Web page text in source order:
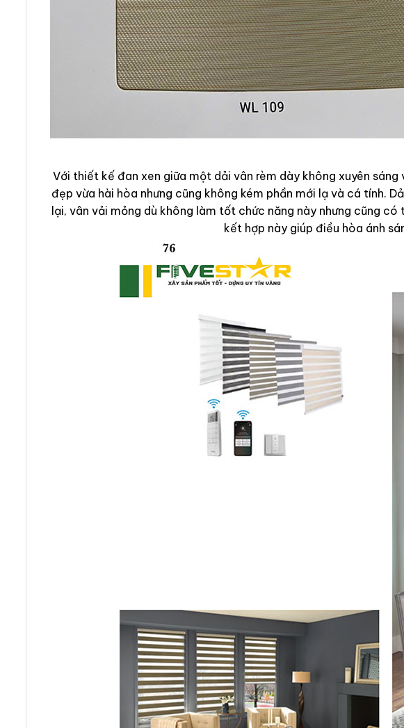
Với thiết kế đan xen giữa một dải vân rèm dày không xuyên
đẹp vừa hài hòa nhưng cũng không kém phần mới lạ và cá tính.
lại, vân vải mỏng dù không làm tốt chức năng này nhưng cũng
kết hợp này giúp điều hòa ánh